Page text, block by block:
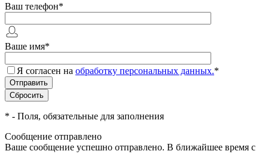
Ваш телефон*
Ваше имя*
Я согласен на обработку персональных данных.*
* - Поля, обязательные для заполнения
Сообщение отправлено
Ваше сообщение успешно отправлено. В ближайшее время с